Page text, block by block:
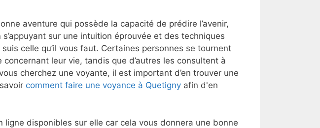
aventure qui possède la capacité de prédire l’avenir,
sur une intuition éprouvée et des techniques
celle qu’il vous faut. Certaines personnes se tournent
leur vie, tandis que d’autres les consultent à
cherchez une voyante, il est important d’en trouver une
comment faire une voyance à Quetigny afin d'en
disponibles sur elle car cela vous donnera une bonne